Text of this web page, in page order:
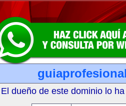
El dueño de este dominio lo